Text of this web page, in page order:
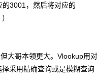
3001，然后将对应的
大哥本领更大。Vlookup用对
采用精确查询或是模糊查询